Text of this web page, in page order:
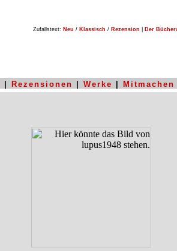
Zufallstext: Neu / Klassisch / Rezension Der
Rezensionen Werke Mitmachen